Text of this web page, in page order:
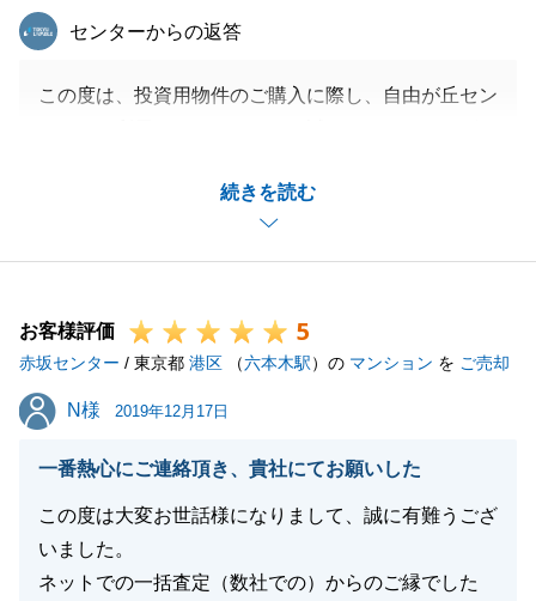
続きを読む
東急リバブル
センターからの返答
この度は、投資用物件のご購入に際し、自由が丘セン
今までと同様に今後も末永くお付き合いいただければ
不動産の売買のみならず、お住まいに関わることであ
何なりとお申しつけください。
この度は誠にありがとうございました。
閉じる
お客様評価 5
赤坂センター / 東京都 港区 （六本木駅）の マンション を ご売却
N様
N様 2019年12月17日
一番熱心にご連絡頂き、貴社にてお願いした
この度は大変お世話様になりまして、誠に有難うござ
いました。
ネットでの一括査定（数社での）からのご縁でした